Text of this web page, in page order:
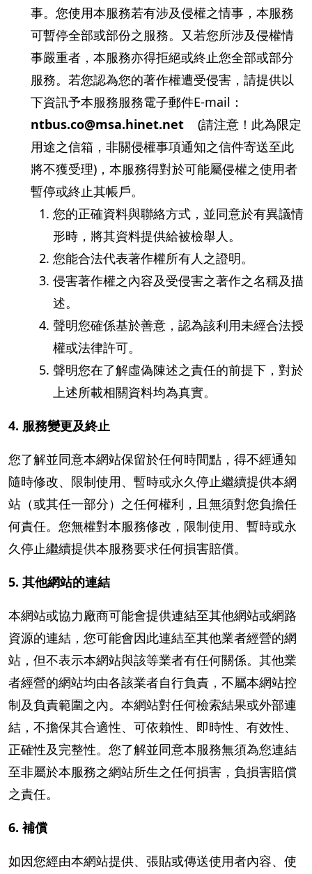
事。您使用本服務若有涉及侵權之情事，本服務
可暫停全部或部份之服務。又若您所涉及侵權情
事嚴重者，本服務亦得拒絕或終止您全部或部分
服務。若您認為您的著作權遭受侵害，請提供以
下資訊予本服務服務電子郵件E-mail：
ntbus.co@msa.hinet.net
(請注意！此為限定
用途之信箱，非關侵權事項通知之信件寄送至此
將不獲受理)，本服務得對於可能屬侵權之使用者
暫停或終止其帳戶。
您的正確資料與聯絡方式，並同意於有異議情
形時，將其資料提供給被檢舉人。
您能合法代表著作權所有人之證明。
侵害著作權之內容及受侵害之著作之名稱及描
述。
聲明您確係基於善意，認為該利用未經合法授
權或法律許可。
聲明您在了解虛偽陳述之責任的前提下，對於
上述所載相關資料均為真實。
4. 服務變更及終止
您了解並同意本網站保留於任何時間點，得不經通知
隨時修改、限制使用、暫時或永久停止繼續提供本網
站（或其任一部分）之任何權利，且無須對您負擔任
何責任。您無權對本服務修改，限制使用、暫時或永
久停止繼續提供本服務要求任何損害賠償。
5. 其他網站的連結
本網站或協力廠商可能會提供連結至其他網站或網路
資源的連結，您可能會因此連結至其他業者經營的網
站，但不表示本網站與該等業者有任何關係。其他業
者經營的網站均由各該業者自行負責，不屬本網站控
制及負責範圍之內。本網站對任何檢索結果或外部連
結，不擔保其合適性、可依賴性、即時性、有效性、
正確性及完整性。您了解並同意本服務無須為您連結
至非屬於本服務之網站所生之任何損害，負損害賠償
之責任。
6. 補償
如因您經由本網站提供、張貼或傳送使用者內容、使